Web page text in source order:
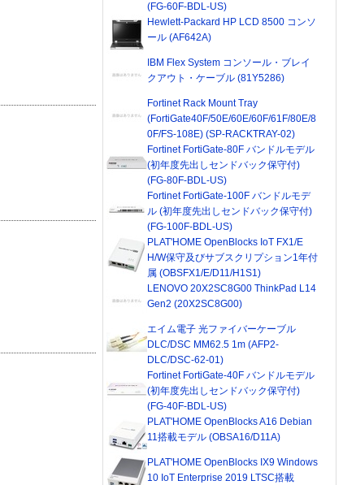
(FG-60F-BDL-US)
Hewlett-Packard HP LCD 8500 コンソ
ール (AF642A)
IBM Flex System コンソール・ブレイ
クアウト・ケーブル (81Y5286)
Fortinet Rack Mount Tray
(FortiGate40F/50E/60E/60F/61F/80E/8
0F/FS-108E) (SP-RACKTRAY-02)
Fortinet FortiGate-80F バンドルモデル
(初年度先出しセンドバック保守付)
(FG-80F-BDL-US)
Fortinet FortiGate-100F バンドルモデ
ル (初年度先出しセンドバック保守付)
(FG-100F-BDL-US)
PLAT'HOME OpenBlocks IoT FX1/E
H/W保守及びサブスクリプション1年付
属 (OBSFX1/E/D11/H1S1)
LENOVO 20X2SC8G00 ThinkPad L14
Gen2 (20X2SC8G00)
エイム電子 光ファイバーケーブル
DLC/DSC MM62.5 1m (AFP2-
DLC/DSC-62-01)
Fortinet FortiGate-40F バンドルモデル
(初年度先出しセンドバック保守付)
(FG-40F-BDL-US)
PLAT'HOME OpenBlocks A16 Debian
11搭載モデル (OBSA16/D11A)
PLAT'HOME OpenBlocks IX9 Windows
10 IoT Enterprise 2019 LTSC搭載